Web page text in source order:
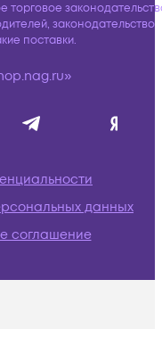
законодательство
поставки.
данных
соглашение